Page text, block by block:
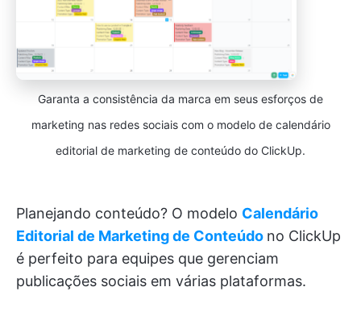
Garanta a consistência da marca em seus esforços de
marketing nas redes sociais com o modelo de calendário
editorial de marketing de conteúdo do ClickUp.
Planejando conteúdo? O modelo Calendário
Editorial de Marketing de Conteúdo no ClickUp
é perfeito para equipes que gerenciam
publicações sociais em várias plataformas.